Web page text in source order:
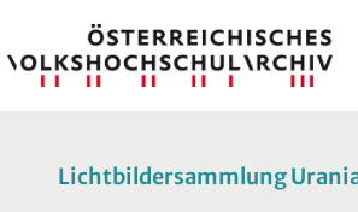
Lichtbildersammlung